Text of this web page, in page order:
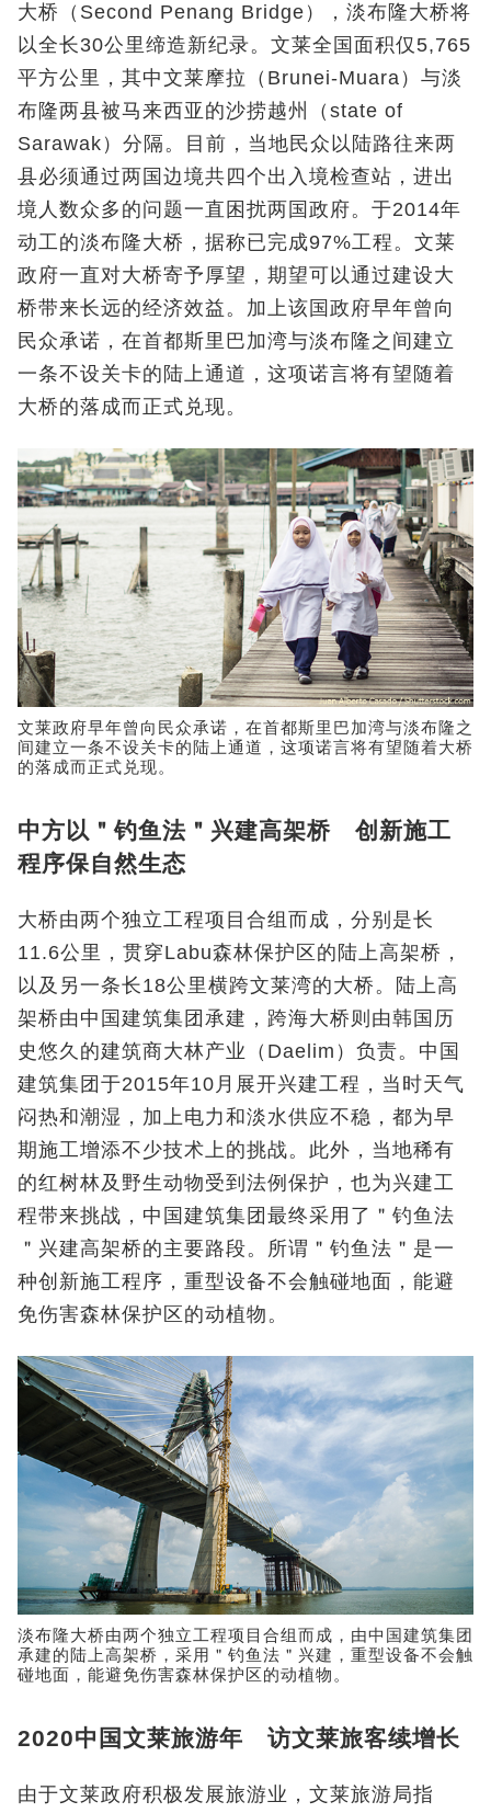
大桥（Second Penang Bridge），淡布隆大桥将
以全长30公里缔造新纪录。文莱全国面积仅5,765
平方公里，其中文莱摩拉（Brunei-Muara）与淡
布隆两县被马来西亚的沙捞越州（state of
Sarawak）分隔。目前，当地民众以陆路往来两
县必须通过两国边境共四个出入境检查站，进出
境人数众多的问题一直困扰两国政府。于2014年
动工的淡布隆大桥，据称已完成97%工程。文莱
政府一直对大桥寄予厚望，期望可以通过建设大
桥带来长远的经济效益。加上该国政府早年曾向
民众承诺，在首都斯里巴加湾与淡布隆之间建立
一条不设关卡的陆上通道，这项诺言将有望随着
大桥的落成而正式兑现。
文莱政府早年曾向民众承诺，在首都斯里巴加湾与淡布隆之
间建立一条不设关卡的陆上通道，这项诺言将有望随着大桥
的落成而正式兑现。
中方以＂钓鱼法＂兴建高架桥 创新施工
程序保自然生态
大桥由两个独立工程项目合组而成，分别是长
11.6公里，贯穿Labu森林保护区的陆上高架桥，
以及另一条长18公里横跨文莱湾的大桥。陆上高
架桥由中国建筑集团承建，跨海大桥则由韩国历
史悠久的建筑商大林产业（Daelim）负责。中国
建筑集团于2015年10月展开兴建工程，当时天气
闷热和潮湿，加上电力和淡水供应不稳，都为早
期施工增添不少技术上的挑战。此外，当地稀有
的红树林及野生动物受到法例保护，也为兴建工
程带来挑战，中国建筑集团最终采用了＂钓鱼法
＂兴建高架桥的主要路段。所谓＂钓鱼法＂是一
种创新施工程序，重型设备不会触碰地面，能避
免伤害森林保护区的动植物。
淡布隆大桥由两个独立工程项目合组而成，由中国建筑集团
承建的陆上高架桥，采用＂钓鱼法＂兴建，重型设备不会触
碰地面，能避免伤害森林保护区的动植物。
2020中国文莱旅游年 访文莱旅客续增长
由于文莱政府积极发展旅游业，文莱旅游局指